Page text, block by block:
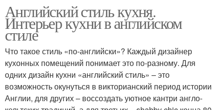
Английский стиль кухня.
Интерьер кухни в английском
стиле
Что такое стиль «по-английски»? Каждый дизайнер
кухонных помещений понимает это по-разному. Для
одних дизайн кухни «английский стиль» – это
возможность окунуться в викторианский период истории
Англии, для других – воссоздать уютное кантри англо-